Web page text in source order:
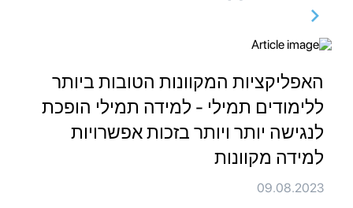
האפליקציות המקוונות הטובות ביותר
ללימודים תמילי - למידה תמילי הופכת
לנגישה יותר ויותר בזכות אפשרויות
למידה מקוונות
09.08.2023